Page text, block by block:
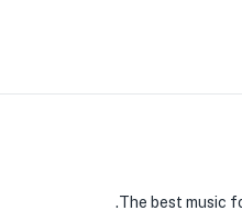
The best music